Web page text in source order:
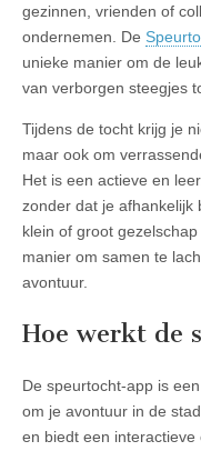
gezinnen, vrienden of
ondernemen. De
unieke manier om de
van verborgen steegjes
Tijdens de tocht krijg je
maar ook om
Het is een actieve en
zonder dat je afhankelijk
klein of groot
manier om samen te
avontuur.
Hoe werkt de
De speurtocht-app is
om je avontuur in de
en biedt een